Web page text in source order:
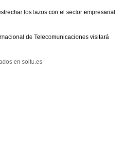
los lazos con el sector empresarial
de Telecomunicaciones visitará
en soitu.es